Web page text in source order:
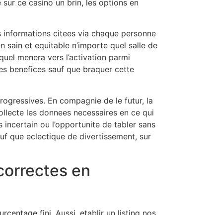
ce casino un brin, les options en
citees via chaque personne
sain et equitable n’importe quel salle de
menera vers l’activation parmi
benefices sauf que braquer cette
En compagnie de le futur, la
les donnees necessaires en ce qui
incertain ou l’opportunite de tabler sans
que eclectique de divertissement, sur
en
fini. Aussi, etablir un listing nos